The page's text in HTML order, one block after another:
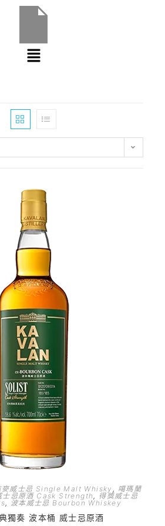
麥威士忌 Single Malt Whisky , 噶瑪蘭
士忌原酒 Cask Strength , 得獎威士忌
, 波本威士忌 Bourbon Whiskey
獨奏 波本桶 威士忌原酒